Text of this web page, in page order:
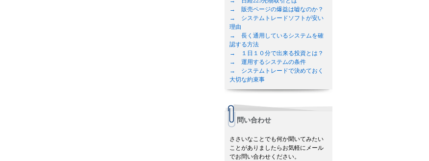
→ 販売ページの爆益は嘘なのか？
→ システムトレードソフトが安い
理由
→ 長く通用しているシステムを確
認する方法
→ １日１０分で出来る投資とは？
→ 運用するシステムの条件
→ システムトレードで決めておく
大切な約束事
問い合わせ
ささいなことでも何か聞いてみたい
ことがありましたらお気軽にメール
でお問い合わせください。